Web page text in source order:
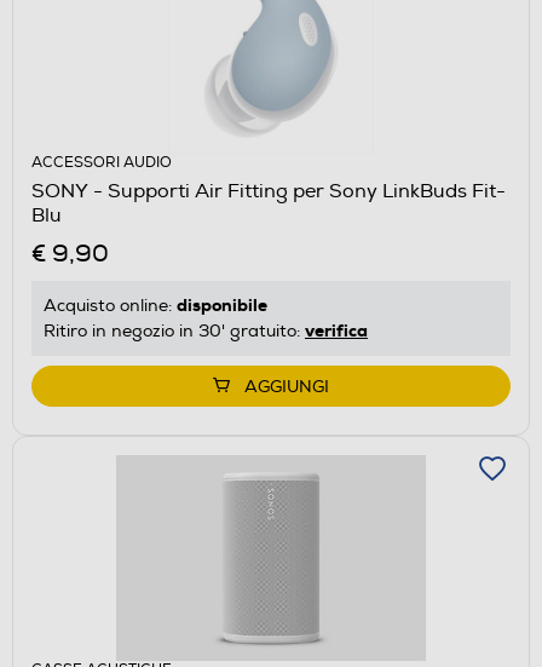
ACCESSORI AUDIO
SONY - Supporti Air Fitting per Sony LinkBuds Fit-
Blu
€ 9,90
Acquisto online: disponibile
Ritiro in negozio in 30' gratuito: verifica
AGGIUNGI